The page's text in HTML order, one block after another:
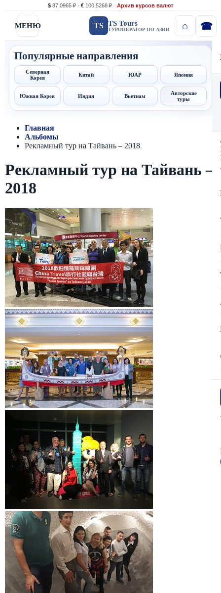
$ 87,0965 ₽ · € 100,5268 ₽ Архив курсов валют
МЕНЮ TS TS Tours
ТУРОПЕРАТОР ПО АЗИИ
Популярные направления
Северная
Корея
Китай ЮАР Япония
Южная Корея Индия Вьетнам
Авторские
туры
Главная
Альбомы
Рекламный тур на Тайвань – 2018
Рекламный тур на Тайвань –
2018